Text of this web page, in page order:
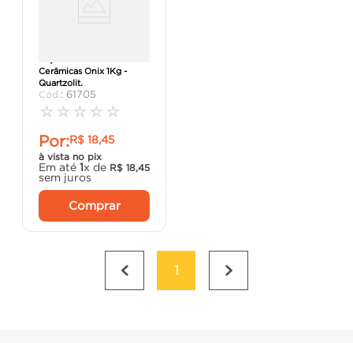
Cerâmicas Onix 1Kg -
Quartzolit.
: 61705
☆ ☆ ☆ ☆ ☆
Por:R$ 18,45
à vista no pix
Em até 1x de R$ 18,45
sem juros
Comprar
1